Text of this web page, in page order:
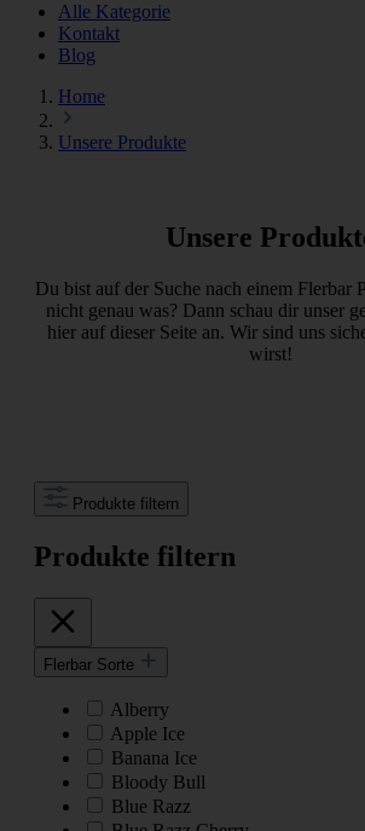
Alle Kategorie
Kontakt
Blog
Home
Unsere Produkte
Unsere
Du bist auf der Suche nach einem Flerbar
nicht genau was? Dann schau dir unser
hier auf dieser Seite an. Wir sind uns
wirst!
Produkte filtern
Produkte filtern
Flerbar Sorte
Alberry
Apple Ice
Banana Ice
Bloody Bull
Blue Razz